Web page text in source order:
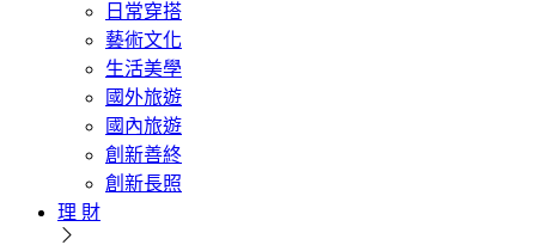
日常穿搭
藝術文化
生活美學
國外旅遊
國內旅遊
創新善終
創新長照
理 財